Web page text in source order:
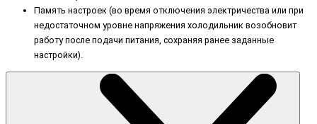
Память настроек (во время отключения электричества или при
недостаточном уровне напряжения холодильник возобновит
работу после подачи питания, сохраняя ранее заданные
настройки).